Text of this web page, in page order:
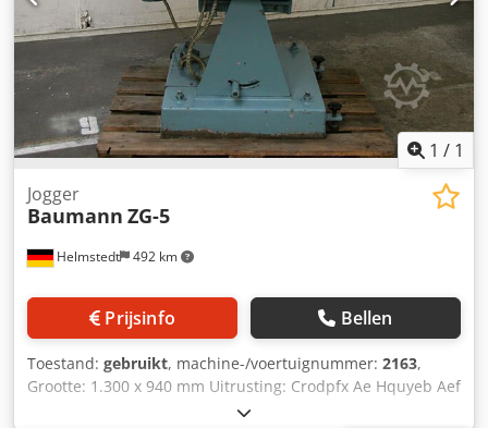
1 / 1
Helmstedt 492 km
Jogger
Baumann ZG-5
Prijsinfo Bellen
Toestand: gebruikt, machine-/voertuignummer: 2163,
Grootte: 1.300 x 940 mm Uitrusting: Crodpfx Ae Hquyeb Aef